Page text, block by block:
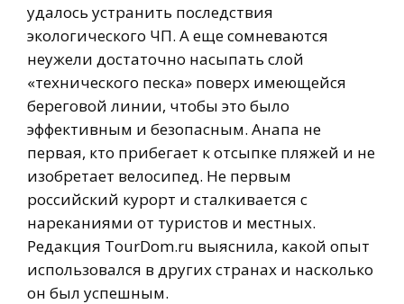
удалось устранить последствия
экологического ЧП. А еще сомневаются
неужели достаточно насыпать слой
«технического песка» поверх имеющейся
береговой линии, чтобы это было
эффективным и безопасным. Анапа не
первая, кто прибегает к отсыпке пляжей и не
изобретает велосипед. Не первым
российский курорт и сталкивается с
нареканиями от туристов и местных.
Редакция TourDom.ru выяснила, какой опыт
использовался в других странах и насколько
он был успешным.